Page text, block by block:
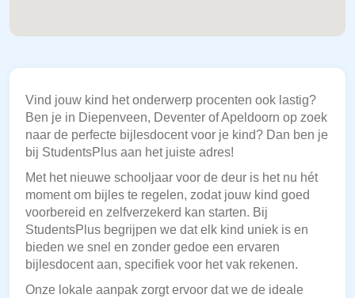
Vind jouw kind het onderwerp procenten ook lastig?
Ben je in Diepenveen, Deventer of Apeldoorn op zoek
naar de perfecte bijlesdocent voor je kind? Dan ben je
bij StudentsPlus aan het juiste adres!
Met het nieuwe schooljaar voor de deur is het nu hét
moment om bijles te regelen, zodat jouw kind goed
voorbereid en zelfverzekerd kan starten. Bij
StudentsPlus begrijpen we dat elk kind uniek is en
bieden we snel en zonder gedoe een ervaren
bijlesdocent aan, specifiek voor het vak rekenen.
Onze lokale aanpak zorgt ervoor dat we de ideale